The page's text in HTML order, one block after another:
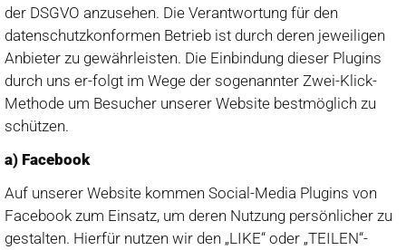
der DSGVO anzusehen. Die Verantwortung für den
datenschutzkonformen Betrieb ist durch deren jeweiligen
Anbieter zu gewährleisten. Die Einbindung dieser Plugins
durch uns er-folgt im Wege der sogenannter Zwei-Klick-
Methode um Besucher unserer Website bestmöglich zu
schützen.
a) Facebook
Auf unserer Website kommen Social-Media Plugins von
Facebook zum Einsatz, um deren Nutzung persönlicher zu
gestalten. Hierfür nutzen wir den „LIKE“ oder „TEILEN“-